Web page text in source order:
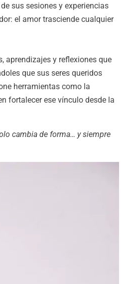
sus sesiones y experiencias
el amor trasciende cualquier
aprendizajes y reflexiones que
que sus seres queridos
herramientas como la
fortalecer ese vínculo desde la
cambia de forma… y siempre